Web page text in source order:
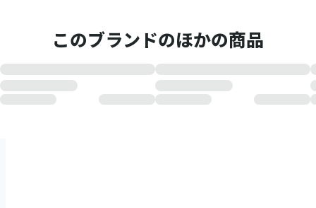
このブランドのほかの商品